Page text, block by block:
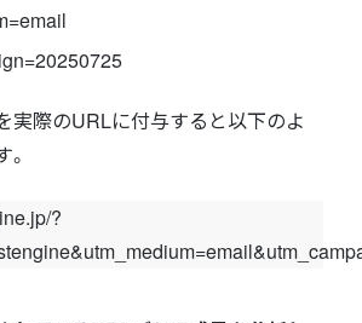
実際のURLに付与すると以下のよ
?